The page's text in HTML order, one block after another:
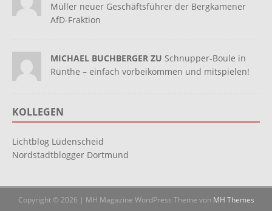
Müller neuer Geschäftsführer der Bergkamener
AfD-Fraktion
MICHAEL BUCHBERGER ZU Schnupper-Boule in
Rünthe – einfach vorbeikommen und mitspielen!
KOLLEGEN
Lichtblog Lüdenscheid
Nordstadtblogger Dortmund
Copyright © 2026 | MH Magazine WordPress Theme von MH Themes